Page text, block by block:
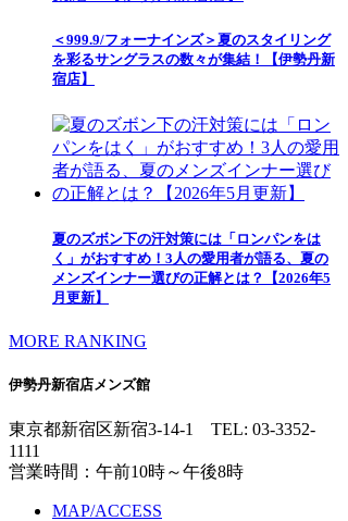
＜999.9/フォーナインズ＞夏のスタイリング
を彩るサングラスの数々が集結！【伊勢丹新
宿店】
夏のズボン下の汗対策には「ロンパンをは
く」がおすすめ！3人の愛用者が語る、夏の
メンズインナー選びの正解とは？【2026年5
月更新】
MORE RANKING
伊勢丹新宿店メンズ館
東京都新宿区新宿3-14-1 TEL: 03-3352-
1111
営業時間：午前10時～午後8時
MAP/ACCESS